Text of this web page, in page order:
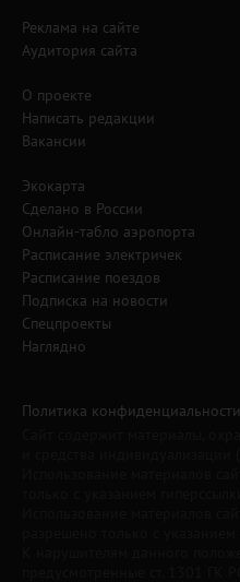
Реклама на сайте
Аудитория сайта
О проекте
Написать редакции
Вакансии
Экокарта
Сделано в России
Онлайн-табло аэропорта
Расписание электричек
Расписание поездов
Подписка на новости
Спецпроекты
Наглядно
Политика конфиденциальности